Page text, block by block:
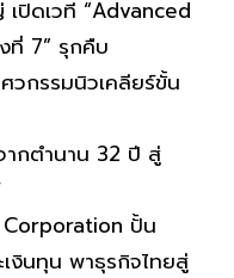
ปิดเวที “Advanced
ที่ 7” รุกคืบ
วกรรมนิวเคลียร์ขั้น
ากตำนาน 32 ปี สู่
Corporation ปั้น
เงินทุน พาธุรกิจไทยสู่